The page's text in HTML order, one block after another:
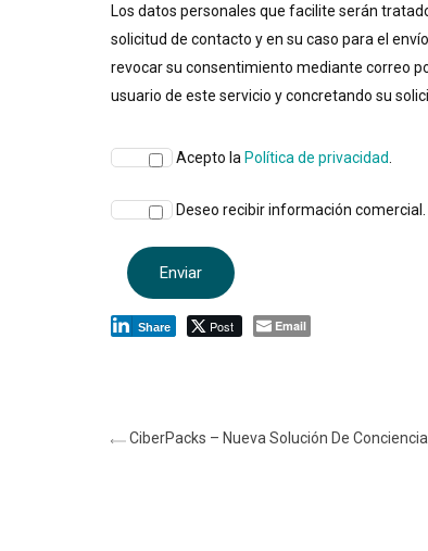
Los datos personales que facilite serán
solicitud de contacto y en su caso para el
revocar su consentimiento mediante correo
usuario de este servicio y concretando su
Acepto la Política de privacidad
Deseo recibir información comercial.
Share Post Email
CiberPacks – Nueva Solución De